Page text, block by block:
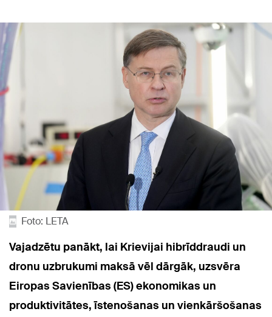
Foto: LETA
Vajadzētu panākt, lai Krievijai hibrīddraudi un
dronu uzbrukumi maksā vēl dārgāk, uzsvēra
Eiropas Savienības (ES) ekonomikas un
produktivitātes, īstenošanas un vienkāršošanas